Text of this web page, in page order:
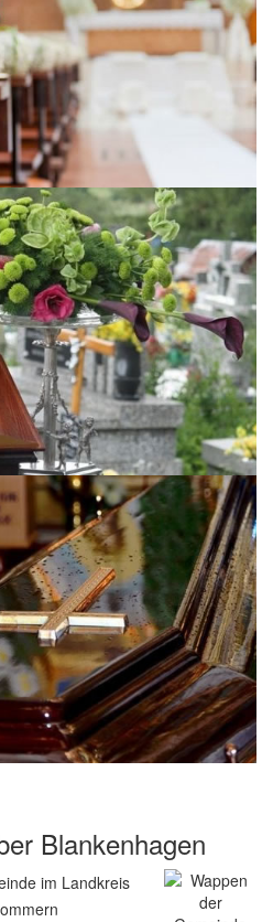
Blankenhagen
im Landkreis